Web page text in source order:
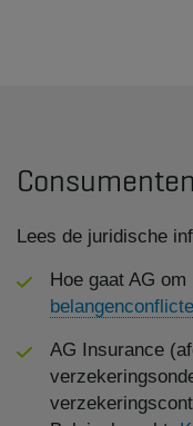
Lees de juridische
Hoe gaat AG
AG Insurance